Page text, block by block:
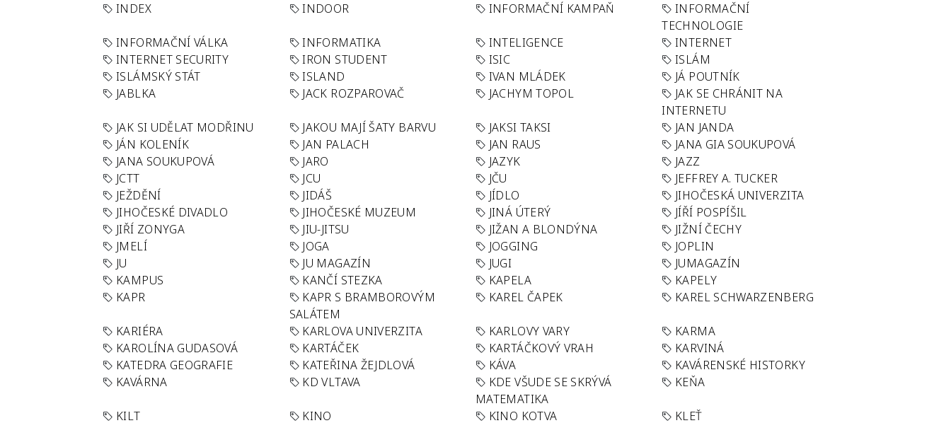
INDEX
INDOOR INFORMAČNÍ KAMPAŇ
INFORMAČNÍ
TECHNOLOGIE
INFORMAČNÍ VÁLKA
INFORMATIKA INTELIGENCE
INTERNET
INTERNET SECURITY
IRON STUDENT ISIC
ISLÁM
ISLÁMSKÝ STÁT
ISLAND IVAN MLÁDEK
JÁ POUTNÍK
JABLKA
JACK ROZPAROVAČ JACHYM TOPOL
JAK SE CHRÁNIT NA
INTERNETU
JAK SI UDĚLAT MODŘINU
JAKOU MAJÍ ŠATY BARVU JAKSI TAKSI
JAN JANDA
JÁN KOLENÍK
JAN PALACH JAN RAUS
JANA GIA SOUKUPOVÁ
JANA SOUKUPOVÁ
JARO JAZYK
JAZZ
JCTT
JCU JČU
JEFFREY A. TUCKER
JEŽDĚNÍ
JIDÁŠ JÍDLO
JIHOČESKÁ UNIVERZITA
JIHOČESKÉ DIVADLO
JIHOČESKÉ MUZEUM JINÁ ÚTERÝ
JÍŘÍ POSPÍŠIL
JIŘÍ ZONYGA
JIU-JITSU JIŽAN A BLONDÝNA
JIŽNÍ ČECHY
JMELÍ
JOGA JOGGING
JOPLIN
JU
JU MAGAZÍN JUGI
JUMAGAZÍN
KAMPUS
KANČÍ STEZKA KAPELA
KAPELY
KAPR
KAPR S BRAMBOROVÝM
SALÁTEM
KAREL ČAPEK KAREL SCHWARZENBERG
KARIÉRA KARLOVA UNIVERZITA KARLOVY VARY
KARMA
KAROLÍNA GUDASOVÁ
KARTÁČEK KARTÁČKOVÝ VRAH
KARVINÁ
KATEDRA GEOGRAFIE
KATEŘINA ŽEJDLOVÁ KÁVA
KAVÁRENSKÉ HISTORKY
KAVÁRNA
KD VLTAVA
KDE VŠUDE SE SKRÝVÁ
MATEMATIKA
KEŇA
KILT KINO KINO KOTVA KLEŤ